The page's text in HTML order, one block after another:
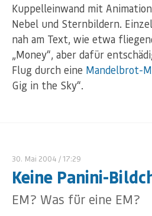
Kuppelleinwand mit
Nebel und Sternbildern.
nah am Text, wie etwa
„Money“, aber dafür
Flug durch eine Mandelbrot-
Gig in the Sky“.
30. Mai 2004 / 17:29
Keine Panini-
EM? Was für eine EM?